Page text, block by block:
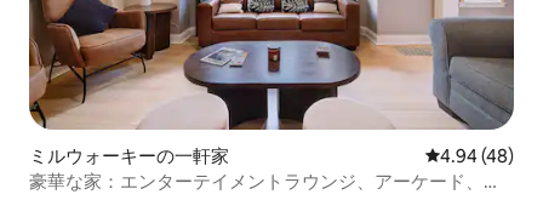
ミルウォーキーの一軒家 レビュー48
4.94 (48)
豪華な家：エンターテイメントラウンジ、アーケード、ジ